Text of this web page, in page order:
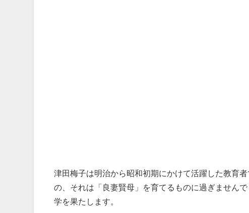
津田梅子は明治から昭和初期にかけて活躍した教育
の、それは「良妻賢母」を育てるものに過ぎません
学を果たします。